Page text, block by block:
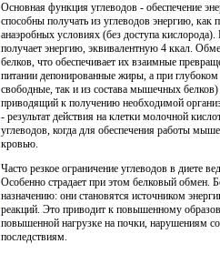
Основная функция углеводов - обеспечение
способны получать из углеводов энергию, как
анаэробных условиях (без доступа
получает энергию, эквивалентную 4 ккал.
белков, что обеспечивает их взаимные
питании депонированные жиры, а при
свободные, так и из состава мышечных
приводящий к получению необходимой
- результат действия на клетки молочной
углеводов, когда для обеспечения работы
кровью.
Часто резкое ограничение углеводов в диете
Особенно страдает при этом белковый обмен.
назначению: они становятся источником
реакций. Это приводит к повышенному
повышенной нагрузке на почки, нарушениям
последствиям.